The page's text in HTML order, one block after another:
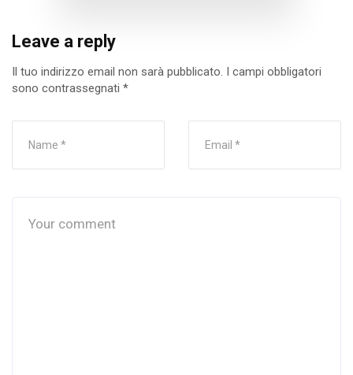
Leave a reply
Il tuo indirizzo email non sarà pubblicato. I campi obbligatori
sono contrassegnati *